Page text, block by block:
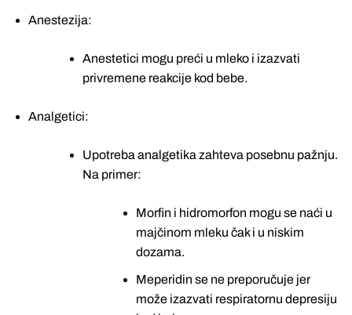
Anestezija:
Anestetici mogu preći u mleko i izazvati
privremene reakcije kod bebe.
Analgetici:
Upotreba analgetika zahteva posebnu pažnju.
Na primer:
Morfin i hidromorfon mogu se naći u
majčinom mleku čak i u niskim
dozama.
Meperidin se ne preporučuje jer
može izazvati respiratornu depresiju